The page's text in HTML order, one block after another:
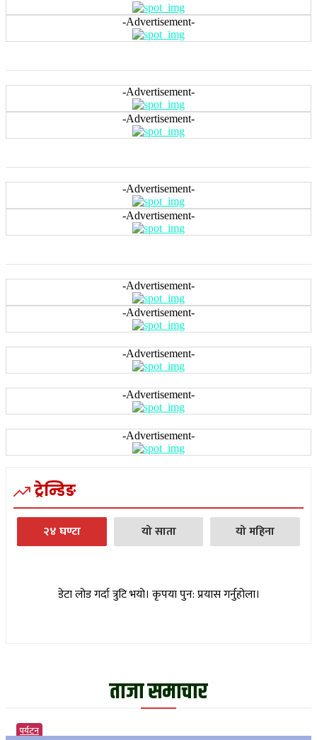
-Advertisement-
-Advertisement-
-Advertisement-
-Advertisement-
-Advertisement-
-Advertisement-
-Advertisement-
-Advertisement-
-Advertisement-
-Advertisement-
ट्रेन्डिङ
२४ घण्टा यो साता यो महिना
डेटा लोड गर्दा त्रुटि भयो। कृपया पुन: प्रयास गर्नुहोला।
ताजा समाचार
पर्यटन